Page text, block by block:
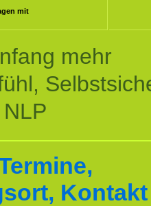
mit
mehr
Kontakt